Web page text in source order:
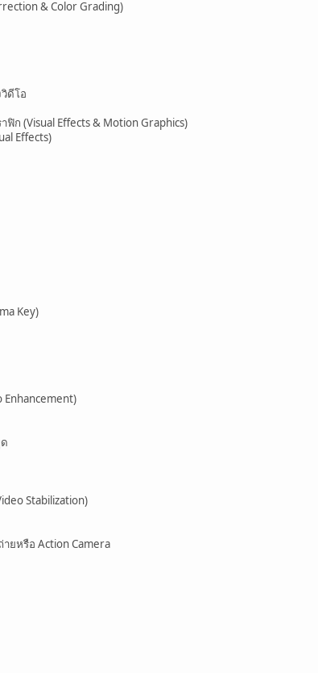
& Color Grading)
ดีโอ
ฟิก (Visual Effects & Motion Graphics)
Effects)
Key)
Enhancement)
Stabilization)
ยหรือ Action Camera